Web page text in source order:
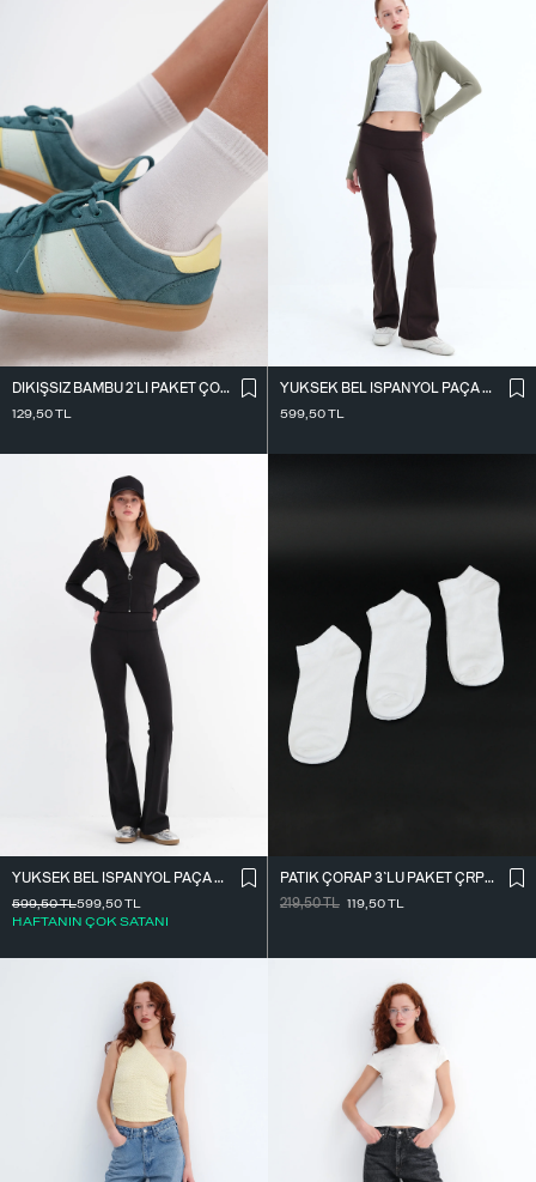
DIKIŞSIZ BAMBU 2`LI PAKET ÇORAP ÇRP3013
129,50TL
YÜKSEK BEL İ̇SPANYOL PAÇA TAYT TYT0048-E10
599,50TL
YÜKSEK BEL İ̇SPANYOL PAÇA TAYT TYT0048-E10
599,50TL
HAFTANIN ÇOK SATANI
599,50TL
PATIK ÇORAP 3`LÜ PAKET ÇRP04-F13
219,50TL 119,50TL